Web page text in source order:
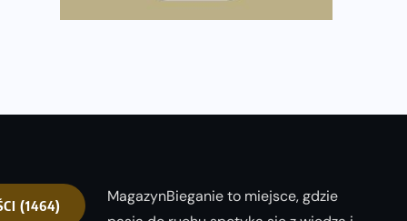
Już w ten weekend! Przed nami Nocny Portowy
(1464)
MagazynBieganie to miejsce, gdzie